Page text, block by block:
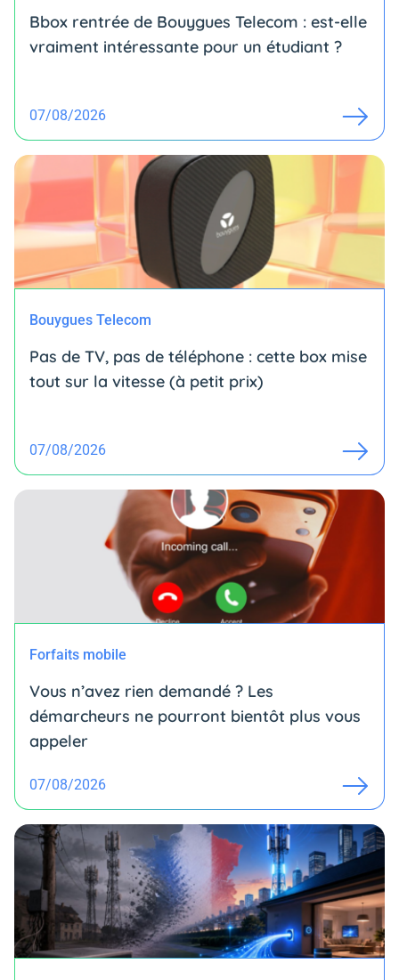
Bbox rentrée de Bouygues Telecom : est-elle
vraiment intéressante pour un étudiant ?
07/08/2026
Bouygues Telecom
Pas de TV, pas de téléphone : cette box mise
tout sur la vitesse (à petit prix)
07/08/2026
Forfaits mobile
Vous n’avez rien demandé ? Les
démarcheurs ne pourront bientôt plus vous
appeler
07/08/2026